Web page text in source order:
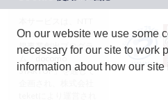
ドコモグループの新
規事業創出プログラ
ム「docomo
STARTUP」を通じて
On our website we use some
necessary for our site to work
information about how our site